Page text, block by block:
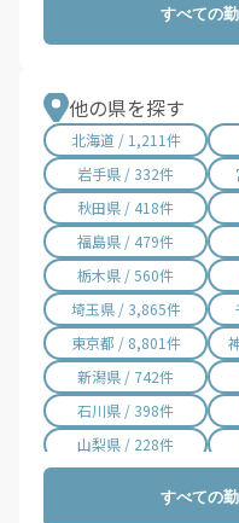
刈羽村 / 2件
粟島浦村 / 1件
すべての
他の県を探す
北海道 / 1,211件
岩手県 / 332件
秋田県 / 418件
福島県 / 479件
栃木県 / 560件
埼玉県 / 3,865件
東京都 / 8,801件
新潟県 / 742件
石川県 / 398件
山梨県 / 228件
愛知県 / 2,970件
すべての